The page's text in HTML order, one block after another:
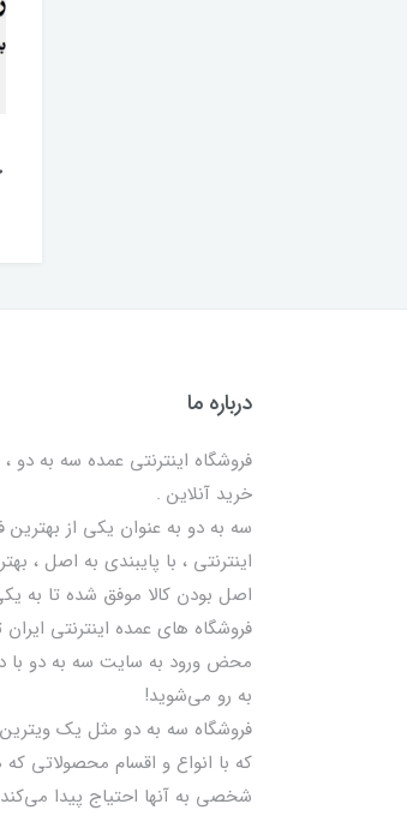
درباره ما
فروشگاه اینترنتی عمده سه به دو
خرید آنلاین .
سه به دو به عنوان یکی از بهترين
اینترنتی ، با پایبندی به اصل ،
اصل‌ بودن کالا موفق شده تا به
فروشگاه هاي عمده اینترنتی
محض ورود به سایت سه به دو با
به رو می‌شوید!
فروشگاه سه به دو مثل یک
که با انواع و اقسام محصولاتی که
شخصی به آنها احتیاج پیدا